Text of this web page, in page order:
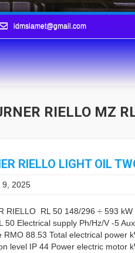
idmslamet@gmail.com
RIELLO MZ
RIELLO LIGHT OIL
9, 2025
RIELLO RL 50 148/296 ÷ 593
50 Electrical supply Ph/Hz/V -5
RMO 88.53 Total electrical power
level IP 44 Power electric motor